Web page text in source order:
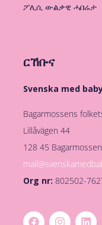
ፖሊሲ ውልቃዊ ሓበሬታ
ርኸቡና
Svenska med
Bagarmossens
Lillåvägen 44
128 45 Bagarmossen
Org nr: 802502-